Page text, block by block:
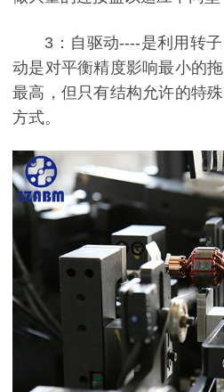
3：自驱动----是利用转
动是对平衡精度影响最小的
最高，但只有结构允许的特
方式。